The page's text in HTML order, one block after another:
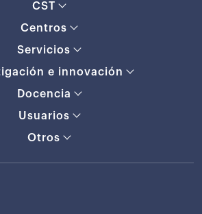
CST
Centros
Servicios
e innovación
Docencia
Usuarios
Otros